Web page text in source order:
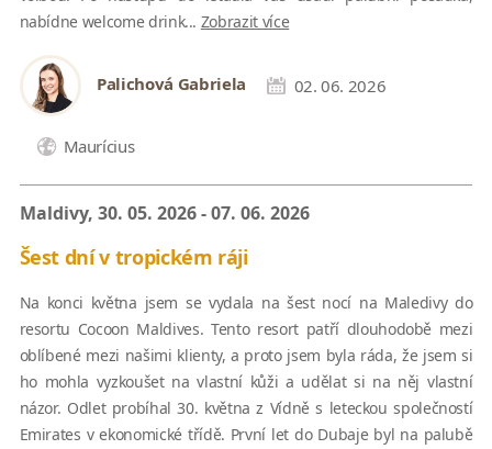
nabídne welcome drink... Zobrazit více
Palichová Gabriela 02. 06. 2026
Maurícius
Maldivy, 30. 05. 2026 - 07. 06. 2026
Šest dní v tropickém ráji
Na konci května jsem se vydala na šest nocí na Maledivy do
resortu Cocoon Maldives. Tento resort patří dlouhodobě mezi
oblíbené mezi našimi klienty, a proto jsem byla ráda, že jsem si
ho mohla vyzkoušet na vlastní kůži a udělat si na něj vlastní
názor. Odlet probíhal 30. května z Vídně s leteckou společností
Emirates v ekonomické třídě. První let do Dubaje byl na palubě